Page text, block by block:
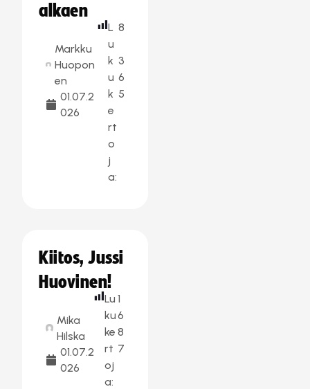
alkaen
Markku
Huopon
en
01.07.2
026
L
u
k
u
k
e
rt
o
j
a:
8
3
6
5
Kiitos, Jussi
Huovinen!
Mika
Hilska
01.07.2
026
Lu
ku
ke
rt
oj
a:
1
6
8
7